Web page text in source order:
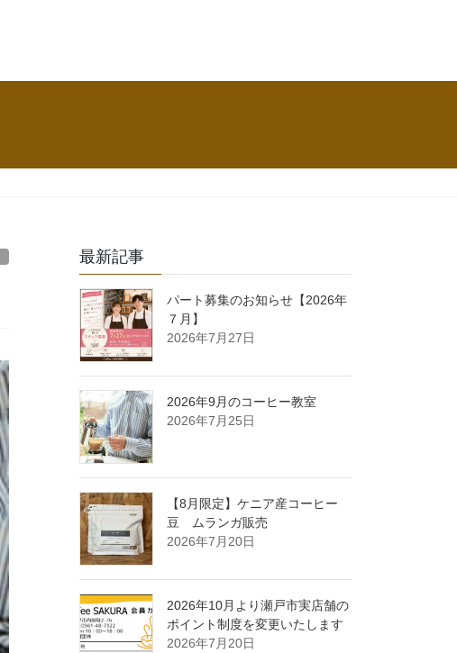
最新記事
パート募集のお知らせ【2026年
７月】
2026年7月27日
2026年9月のコーヒー教室
2026年7月25日
【8月限定】ケニア産コーヒー
豆 ムランガ販売
2026年7月20日
2026年10月より瀬戸市実店舗の
ポイント制度を変更いたします
2026年7月20日